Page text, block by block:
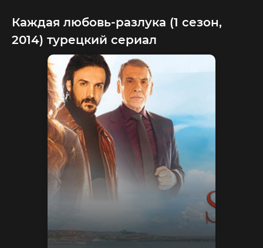
Каждая любовь-разлука (1 сезон,
2014) турецкий сериал